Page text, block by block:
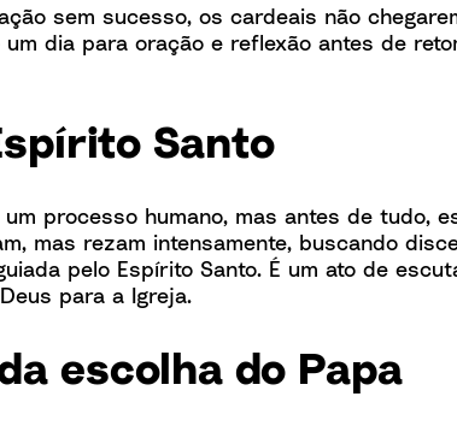
sem sucesso, os cardeais não
dia para oração e reflexão antes de
Santo
processo humano, mas antes de tudo,
mas rezam intensamente, buscando
pelo Espírito Santo. É um ato de
para a Igreja.
escolha do Papa